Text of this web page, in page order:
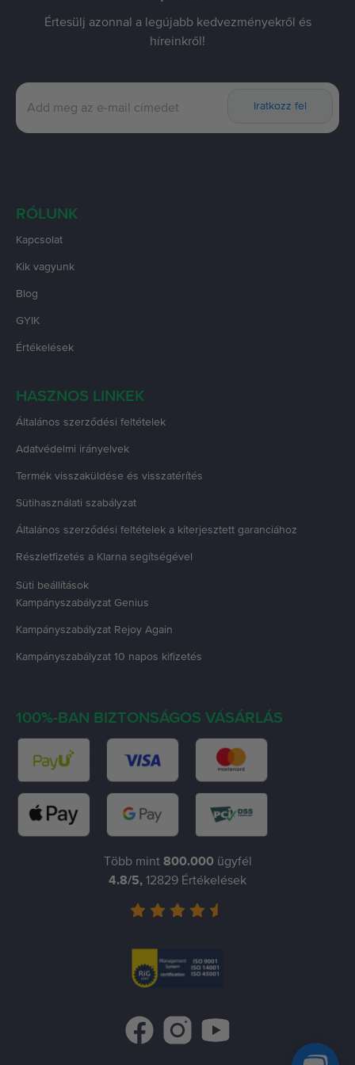
memóriával rendelkező modellt válaszd.
6. Támogatja a vezeték nélküli töltést az iPhone 13 Pro Max?
Igen, az iPhone 13 Pro Max támogatja a vezeték nélküli töltést, a
A Rejoy.hu ajánlatai rendkívül vonzóak, mert kedvező áron juthatsz iPhone
telefonok régi és új modelljeihez.
Válaszd ki az igényeidnek megfelelő telefont, és rendeld meg, amíg még
készleten van! Siess, mert a jó ajánlatokat elkapkodják, mire azt mondod,
Értesülj azonnal a legújabb kedvezményekről és
híreinkről!
Iratkozz fel
RÓLUNK
Kapcsolat
Kik vagyunk
Blog
GYIK
Értékelések
HASZNOS LINKEK
Általános szerződési feltételek
Adatvédelmi irányelvek
Termék visszaküldése és visszatérítés
Sütihasználati szabályzat
Általános szerződési feltételek a kiterjesztett garanciához
Részletfizetés a Klarna segítségével
Süti beállítások
Kampányszabályzat Genius
Kampányszabályzat Rejoy Again
Kampányszabályzat 10 napos kifizetés
100%-BAN BIZTONSÁGOS VÁSÁRLÁS
Több mint 800.000ügyfél
4.8/5, 12829 Értékelések